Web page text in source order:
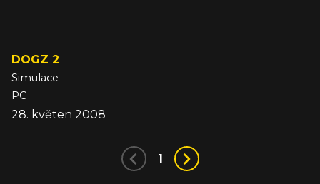
DOGZ 2
Simulace
PC
28. květen 2008
1